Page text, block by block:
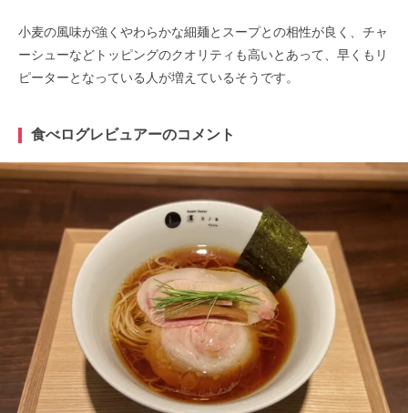
小麦の風味が強くやわらかな細麺とスープとの相性が良く、チャ
ーシューなどトッピングのクオリティも高いとあって、早くもリ
ピーターとなっている人が増えているそうです。
食べログレビュアーのコメント